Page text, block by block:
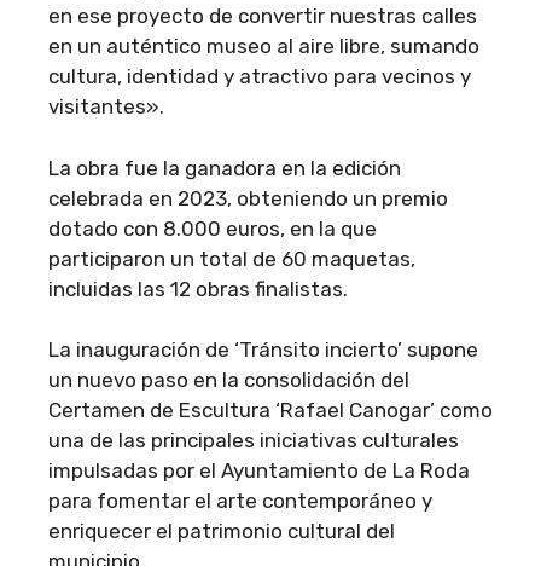
en ese proyecto de convertir nuestras calles
en un auténtico museo al aire libre, sumando
cultura, identidad y atractivo para vecinos y
visitantes».
La obra fue la ganadora en la edición
celebrada en 2023, obteniendo un premio
dotado con 8.000 euros, en la que
participaron un total de 60 maquetas,
incluidas las 12 obras finalistas.
La inauguración de ‘Tránsito incierto’ supone
un nuevo paso en la consolidación del
Certamen de Escultura ‘Rafael Canogar’ como
una de las principales iniciativas culturales
impulsadas por el Ayuntamiento de La Roda
para fomentar el arte contemporáneo y
enriquecer el patrimonio cultural del